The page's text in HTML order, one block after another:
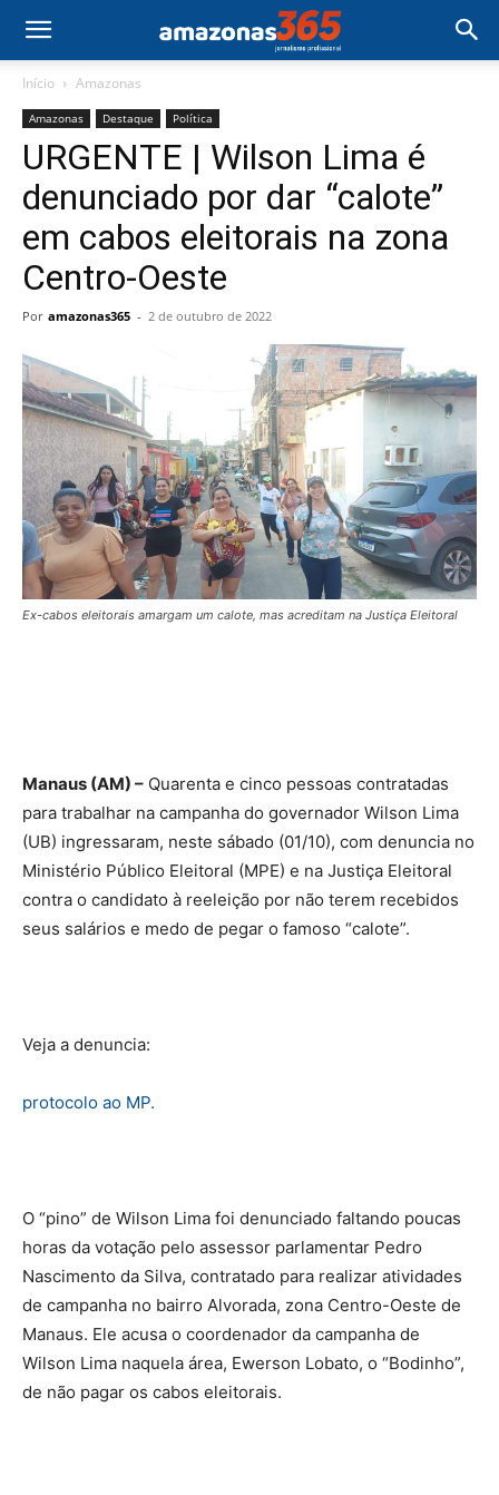
Início Amazonas
Amazonas Destaque Política
URGENTE | Wilson Lima é
denunciado por dar “calote”
em cabos eleitorais na zona
Centro-Oeste
Por amazonas365 - 2 de outubro de 2022
Ex-cabos eleitorais amargam um calote, mas acreditam na Justiça Eleitoral
Manaus (AM) – Quarenta e cinco pessoas contratadas
para trabalhar na campanha do governador Wilson Lima
(UB) ingressaram, neste sábado (01/10), com denuncia no
Ministério Público Eleitoral (MPE) e na Justiça Eleitoral
contra o candidato à reeleição por não terem recebidos
seus salários e medo de pegar o famoso “calote”.
Veja a denuncia:
protocolo ao MP.
O “pino” de Wilson Lima foi denunciado faltando poucas
horas da votação pelo assessor parlamentar Pedro
Nascimento da Silva, contratado para realizar atividades
de campanha no bairro Alvorada, zona Centro-Oeste de
Manaus. Ele acusa o coordenador da campanha de
Wilson Lima naquela área, Ewerson Lobato, o “Bodinho”,
de não pagar os cabos eleitorais.